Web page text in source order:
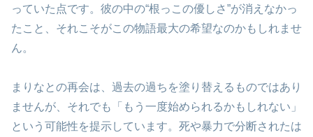
っていた点です。彼の中の“根っこの優しさ”が消えなかっ
たこと、それこそがこの物語最大の希望なのかもしれませ
ん。
まりなとの再会は、過去の過ちを塗り替えるものではあり
ませんが、それでも「もう一度始められるかもしれない」
という可能性を提示しています。死や暴力で分断されたは